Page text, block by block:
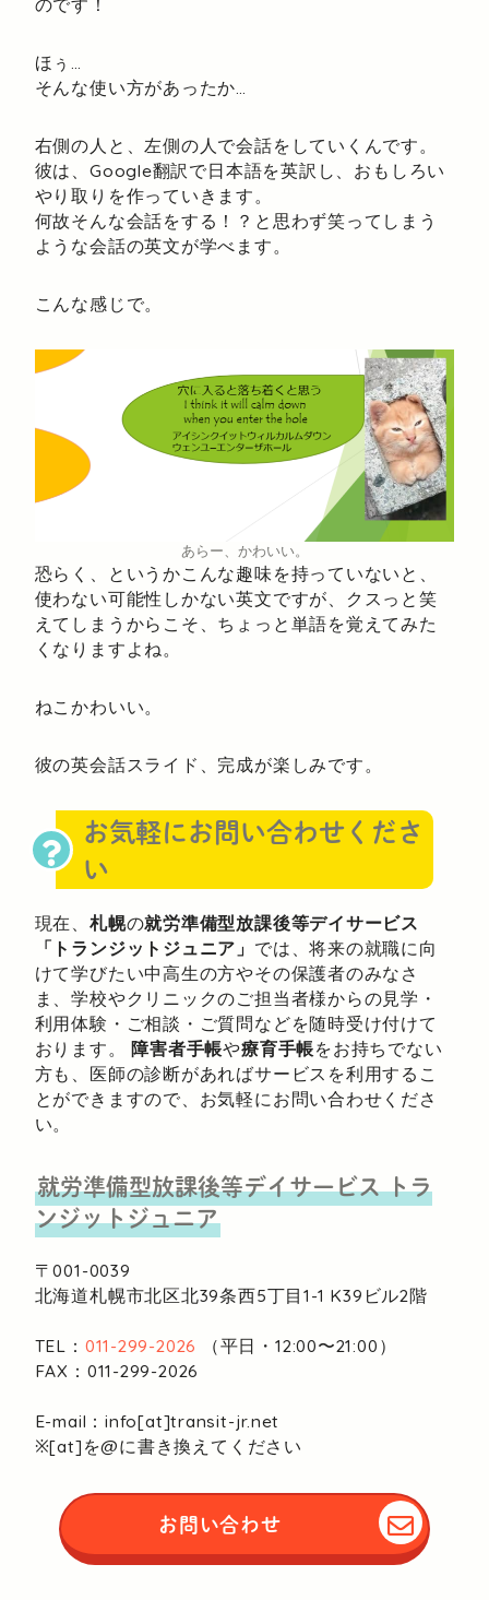
のです！
ほぅ…
そんな使い方があったか…
右側の人と、左側の人で会話をしていくんです。
彼は、Google翻訳で日本語を英訳し、おもしろい
やり取りを作っていきます。
何故そんな会話をする！？と思わず笑ってしまう
ような会話の英文が学べます。
こんな感じで。
あらー、かわいい。
恐らく、というかこんな趣味を持っていないと、
使わない可能性しかない英文ですが、クスっと笑
えてしまうからこそ、ちょっと単語を覚えてみた
くなりますよね。
ねこかわいい。
彼の英会話スライド、完成が楽しみです。
お気軽にお問い合わせくださ
い
現在、 札幌の就労準備型放課後等デイサービス
「トランジットジュニア」 では、将来の就職に向
けて学びたい中高生の方やその保護者のみなさ
ま、学校やクリニックのご担当者様からの見学・
利用体験・ご相談・ご質問などを随時受け付けて
おります。障害者手帳や療育手帳をお持ちでない
方も、医師の診断があればサービスを利用するこ
とができますので、お気軽にお問い合わせくださ
い。
就労準備型放課後等デイサービストラ
ンジットジュニア
〒001-0039
北海道札幌市北区北39条西5丁目1-1 K39ビル2階
TEL： 011-299-2026
（平日・12:00〜21:00）
FAX：011-299-2026
E-mail：info[at]transit-jr.net
※[at]を@に書き換えてください
お問い合わせ